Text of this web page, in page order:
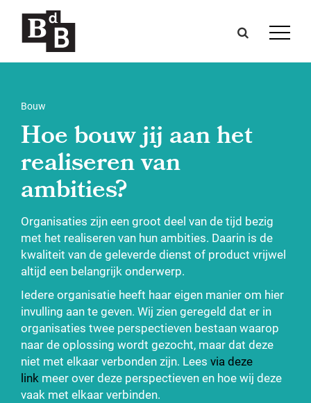
Bouw
Hoe bouw jij aan het
realiseren van
ambities?
Organisaties zijn een groot deel van de tijd bezig
met het realiseren van hun ambities. Daarin is de
kwaliteit van de geleverde dienst of product vrijwel
altijd een belangrijk onderwerp.
Iedere organisatie heeft haar eigen manier om hier
invulling aan te geven. Wij zien geregeld dat er in
organisaties twee perspectieven bestaan waarop
naar de oplossing wordt gezocht, maar dat deze
niet met elkaar verbonden zijn. Lees via deze
link meer over deze perspectieven en hoe wij deze
vaak met elkaar verbinden.